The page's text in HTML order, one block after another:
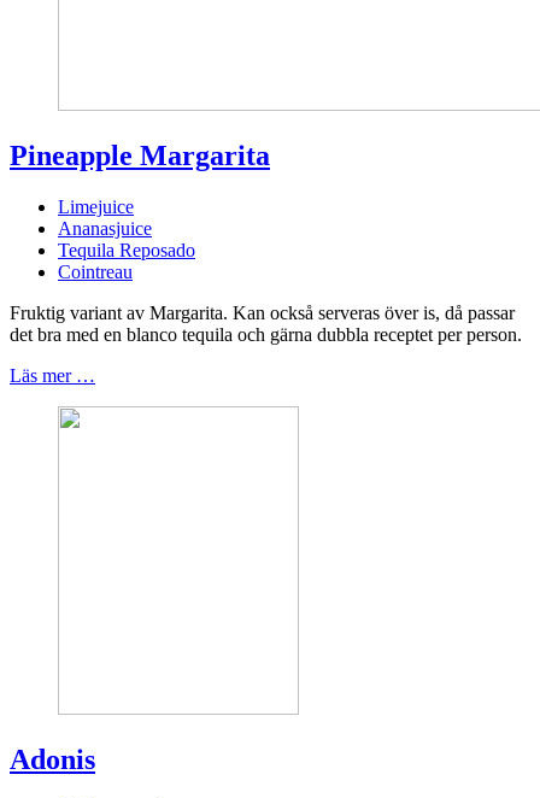
Pineapple Margarita
Limejuice
Ananasjuice
Tequila Reposado
Cointreau
Fruktig variant av Margarita. Kan också serveras över is, då passar
det bra med en blanco tequila och gärna dubbla receptet per person.
Läs mer …
Adonis